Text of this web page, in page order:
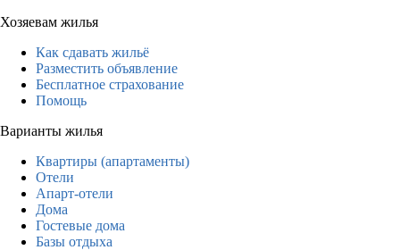
Хозяевам жилья
Как сдавать жильё
Разместить объявление
Бесплатное страхование
Помощь
Варианты жилья
Квартиры (апартаменты)
Отели
Апарт-отели
Дома
Гостевые дома
Базы отдыха